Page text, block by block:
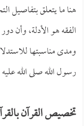
هنا ما يتعلق
الفقه هو الأدلة، وأن
ومدى مناسبتها
رسول الله صلى الله
تخصيص القرآن